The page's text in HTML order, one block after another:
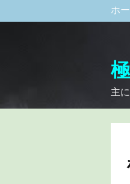
ホ
主